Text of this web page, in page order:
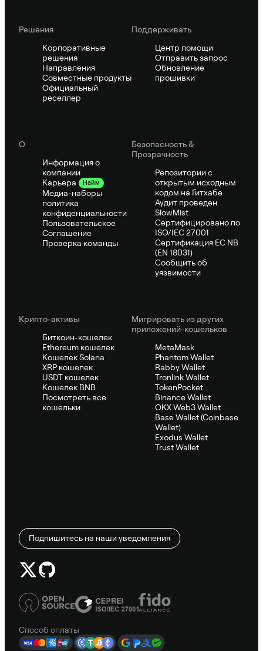
Решения
Корпоративные
решения
Направления
Совместные продукты
Официальный
реселлер
Поддерживать
Центр помощи
Отправить запрос
Обновление
прошивки
О
Информация о
компании
Карьера
Найм
Медиа-наборы
политика
конфиденциальности
Пользовательское
Соглашение
Проверка команды
Безопасность &
Прозрачность
Репозитории с
открытым исходным
кодом на Гитхабе
Аудит проведен
SlowMist
Сертифицировано по
ISO/IEC 27001
Сертификация ЕС NB
(EN 18031)
Сообщить об
уязвимости
Крипто-активы
Биткоин-кошелек
Ethereum кошелек
Кошелек Solana
XRP кошелек
USDT кошелек
Кошелек BNB
Посмотреть все
кошельки
Мигрировать из других
приложений-кошельков
MetaMask
Phantom Wallet
Rabby Wallet
Tronlink Wallet
TokenPocket
Binance Wallet
OKX Web3 Wallet
Base Wallet (Coinbase
Wallet)
Exodus Wallet
Trust Wallet
Подпишитесь на наши уведомления
Способ оплаты